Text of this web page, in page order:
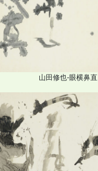
山田修也-眼横鼻直